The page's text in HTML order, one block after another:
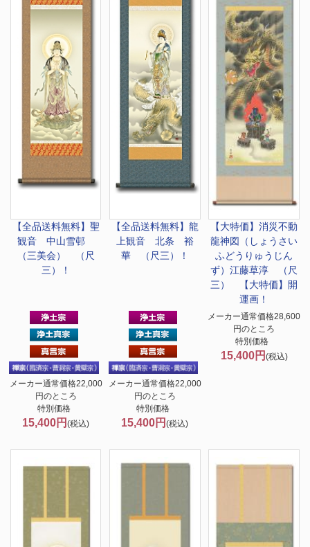
【全品送料無料】 聖
観音 中山雪邨
（三美会） （尺
三）！
メーカー通常価格22,000
円のところ
特別価格
15,400円(税込)
【全品送料無料】 龍
上観音 北条 裕
華 （尺三）！
メーカー通常価格22,000
円のところ
特別価格
15,400円(税込)
【大特価】消災不動
龍神図（しょうさい
ふどうりゅうじん
ず）江藤草淳 （尺
三） 【大特価】開
運画！
メーカー通常価格28,600
円のところ
特別価格
15,400円 (税込)